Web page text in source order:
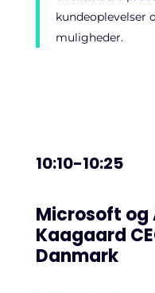
kundeoplevelser
muligheder.
10:10-10:25
Microsoft og
Kaagaard
Danmark